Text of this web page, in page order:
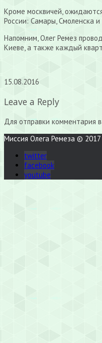
Кроме москвичей,
России: Самары, Смоленска
Напомним, Олег Ремез
Киеве, а также каждый
15.08.2016
Leave a Reply
Для отправки комментария
Миссия Олега Ремеза © 2017
twitter
facebook
youtube